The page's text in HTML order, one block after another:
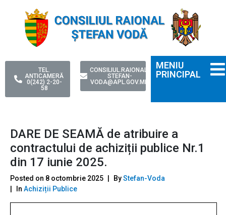
TEL.
ANTICAMERĂ
0(242) 2-20-
58
CONSILIUL.RAIONAL-
STEFAN-
VODA@APL.GOV.MD
MENIU
PRINCIPAL
DARE DE SEAMĂ de atribuire a
contractului de achiziții publice Nr.1
din 17 iunie 2025.
Posted on 8 octombrie 2025 ByStefan-Voda
In Achiziții Publice